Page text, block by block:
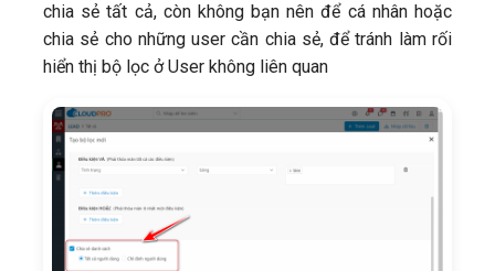
chia sẻ tất cả, còn không bạn nên để cá nhân hoặc
chia sẻ cho những user cần chia sẻ, để tránh làm rối
hiển thị bộ lọc ở User không liên quan